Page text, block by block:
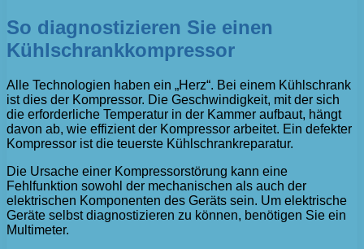
So diagnostizieren Sie einen
Kühlschrankkompressor
Alle Technologien haben ein „Herz“. Bei einem Kühlschrank
ist dies der Kompressor. Die Geschwindigkeit, mit der sich
die erforderliche Temperatur in der Kammer aufbaut, hängt
davon ab, wie effizient der Kompressor arbeitet. Ein defekter
Kompressor ist die teuerste Kühlschrankreparatur.
Die Ursache einer Kompressorstörung kann eine
Fehlfunktion sowohl der mechanischen als auch der
elektrischen Komponenten des Geräts sein. Um elektrische
Geräte selbst diagnostizieren zu können, benötigen Sie ein
Multimeter.